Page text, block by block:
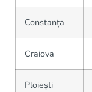
Constanța
Craiova
Ploiești